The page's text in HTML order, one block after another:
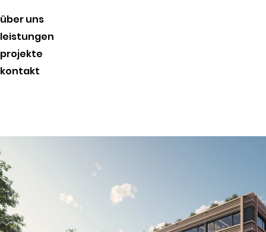
über uns
leistungen
projekte
kontakt